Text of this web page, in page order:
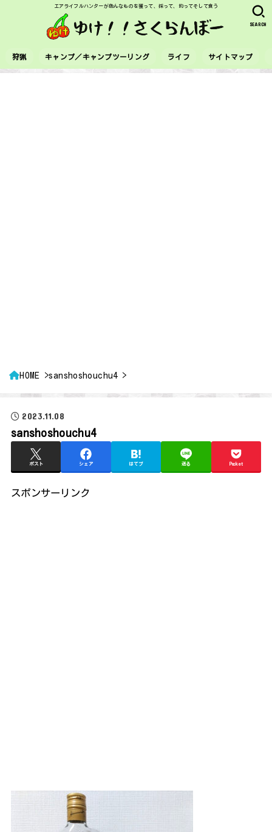
エアライフルハンターが色んなものを獲って、採って、釣ってそして食う
狩猟 キャンプ／キャンプツーリング ライフ サイトマップ
SEARCH
HOME sanshoshouchu4
2023.11.08
sanshoshouchu4
ポスト シェア はてブ 送る Pocket
スポンサーリンク